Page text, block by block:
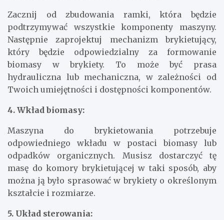
Zacznij od zbudowania ramki, która będzie
podtrzymywać wszystkie komponenty maszyny.
Następnie zaprojektuj mechanizm brykietujący,
który będzie odpowiedzialny za formowanie
biomasy w brykiety. To może być prasa
hydrauliczna lub mechaniczna, w zależności od
Twoich umiejętności i dostępności komponentów.
4. Wkład biomasy:
Maszyna do brykietowania potrzebuje
odpowiedniego wkładu w postaci biomasy lub
odpadków organicznych. Musisz dostarczyć tę
masę do komory brykietującej w taki sposób, aby
można ją było sprasować w brykiety o określonym
kształcie i rozmiarze.
5. Układ sterowania: